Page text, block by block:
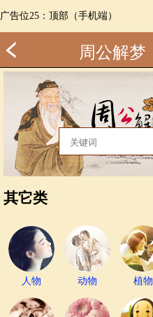
广告位25：顶部（手机端）
周公解梦
其它类
人物 动物 植物